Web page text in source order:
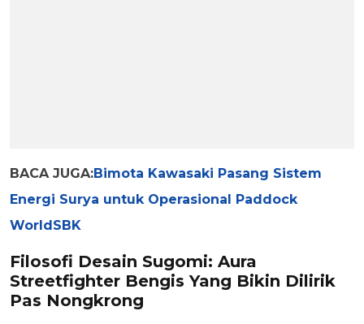
BACA JUGA:Bimota Kawasaki Pasang Sistem
Energi Surya untuk Operasional Paddock
WorldSBK
Filosofi Desain Sugomi: Aura
Streetfighter Bengis Yang Bikin Dilirik
Pas Nongkrong